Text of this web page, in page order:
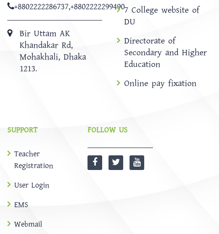
+8802222286737,+8802222299490
Bir Uttam AK
Khandakar Rd,
Mohakhali, Dhaka
1213.
7 College website of
DU
Directorate of
Secondary and Higher
Education
Online pay fixation
SUPPORT
Teacher
Registration
User Login
EMS
Webmail
FOLLOW US